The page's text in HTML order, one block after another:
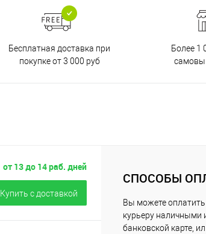
Бесплатная доставка при
покупке от 3 000 руб
Более 1
от 13 до 14 раб. дней
Купить c доставкой
СПОСОБЫ
Вы можете оплатить
курьеру наличными
банковской карте,